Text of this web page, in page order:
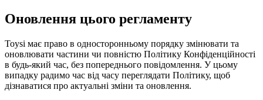
Оновлення цього регламенту
Toysi має право в односторонньому порядку змінювати та
оновлювати частини чи повністю Політику Конфіденційності
в будь-який час, без попереднього повідомлення. У цьому
випадку радимо час від часу переглядати Політику, щоб
дізнаватися про актуальні зміни та оновлення.